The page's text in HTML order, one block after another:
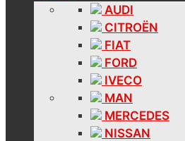
AUDI
CITROËN
FIAT
FORD
IVECO
MAN
MERCEDES
NISSAN